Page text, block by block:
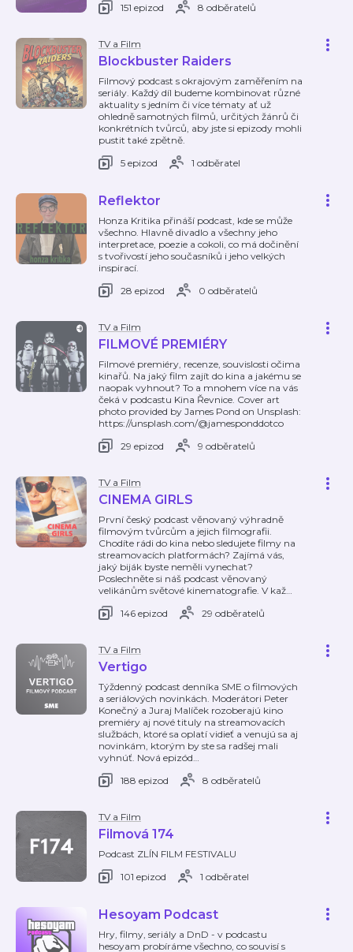
151 epizod
8 odběratelů
TV a Film
Blockbuster Raiders
Filmový podcast s okrajovým zaměřením na
seriály. Každý díl budeme kombinovat různé
aktuality s jedním či více tématy ať už
ohledně samotných filmů, určitých žánrů či
konkrétních tvůrců, aby jste si epizody mohli
pustit také zpětně.
5 epizod
1 odběratel
Reflektor
Honza Kritika přináší podcast, kde se může
všechno. Hlavně divadlo a všechny jeho
interpretace, poezie a cokoli, co má dočinění
s tvořivostí jeho současníků i jeho velkých
inspirací.
28 epizod
0 odběratelů
TV a Film
FILMOVÉ PREMIÉRY
Filmové premiéry, recenze, souvislosti očima
kinařů. Na jaký film zajít do kina a jakému se
naopak vyhnout? To a mnohem více na vás
čeká v podcastu Kina Řevnice. Cover art
photo provided by James Pond on Unsplash:
https://unsplash.com/@jamesponddotco
29 epizod
9 odběratelů
TV a Film
CINEMA GIRLS
První český podcast věnovaný výhradně
filmovým tvůrcům a jejich filmografii.
Chodíte rádi do kina nebo sledujete filmy na
streamovacích platformách? Zajímá vás,
jaký biják byste neměli vynechat?
Poslechněte si náš podcast věnovaný
velikánům světové kinematografie. V kaž…
146 epizod
29 odběratelů
TV a Film
Vertigo
Týždenný podcast denníka SME o filmových
a seriálových novinkách. Moderátori Peter
Konečný a Juraj Malíček rozoberajú kino
premiéry aj nové tituly na streamovacích
službách, ktoré sa oplatí vidieť a venujú sa aj
novinkám, ktorým by ste sa radšej mali
vyhnúť. Nová epizód…
188 epizod
8 odběratelů
TV a Film
Filmová 174
Podcast ZLÍN FILM FESTIVALU
101 epizod
1 odběratel
Hesoyam Podcast
Hry, filmy, seriály a DnD - v podcastu
hesoyam probíráme všechno, co souvisí s